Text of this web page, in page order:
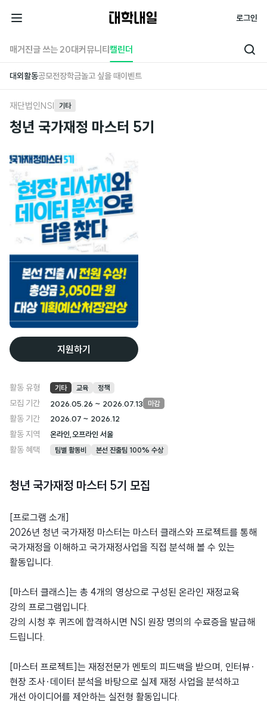
전
체
뉴
로그인
매거진글 쓰는 20대커뮤니티캘린더
검
대외활동공모전장학금놀고 싶을 때이벤트
재단법인NSI 기타
청년 국가재정 마스터 5기
지원하기
활동 유형 기타 교육 정책
모집 기간 2026.05.26 ~ 2026.07.13 마감
활동 기간 2026.07 ~ 2026.12
활동 지역 온라인,오프라인 서울
활동 혜택 팀별 활동비 본선 진출팀 100% 수상
청년 국가재정 마스터 5기 모집
[프로그램 소개]
2026년 청년 국가재정 마스터는 마스터 클래스와 프로젝트를 통해
국가재정을 이해하고 국가재정사업을 직접 분석해 볼 수 있는
활동입니다.
[마스터 클래스]는 총 4개의 영상으로 구성된 온라인 재정교육
강의 프로그램입니다.
강의 시청 후 퀴즈에 합격하시면 NSI 원장 명의의 수료증을 발급해
드립니다.
[마스터 프로젝트]는 재정전문가 멘토의 피드백을 받으며, 인터뷰∙
현장 조사∙데이터 분석을 바탕으로 실제 재정 사업을 분석하고
개선 아이디어를 제안하는 실전형 활동입니다.